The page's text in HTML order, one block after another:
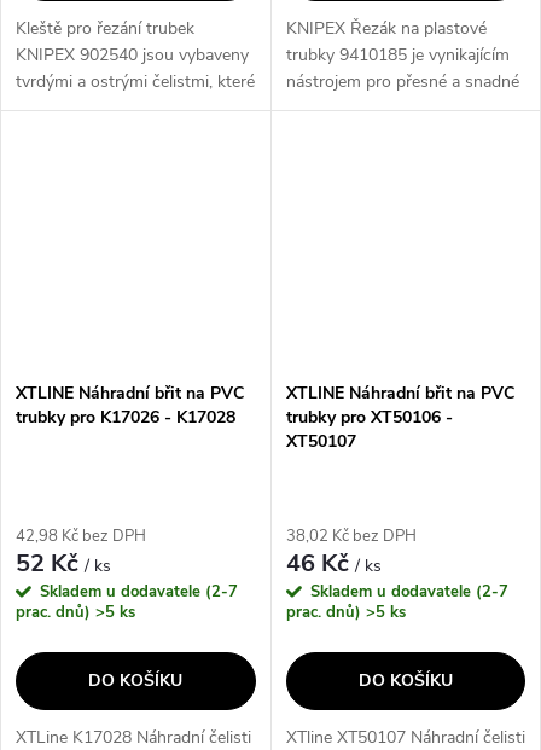
Kleště pro řezání trubek
KNIPEX 902540 jsou vybaveny
tvrdými a ostrými čelistmi, které
umožňují přesné a hladké
KNIPEX Řezák na plastové
trubky 9410185 je vynikajícím
nástrojem pro přesné a snadné
řezání plastových trubek. Díky
XTLINE Náhradní břit na PVC
trubky pro K17026 - K17028
42,98 Kč bez DPH
52 Kč/ ks
Skladem u dodavatele (2-7
prac. dnů) >5 ks
DO KOŠÍKU
XTLine K17028 Náhradní čelisti
XTLINE Náhradní břit na PVC
trubky pro XT50106 -
XT50107
38,02 Kč bez DPH
46 Kč/ ks
Skladem u dodavatele (2-7
prac. dnů) >5 ks
DO KOŠÍKU
XTline XT50107 Náhradní čelisti